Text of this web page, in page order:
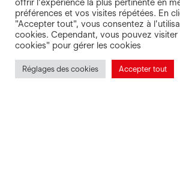
?
offrir l'expérience la plus pertinente en
préférences et vos visites répétées. En
"Accepter tout", vous consentez à
cookies. Cependant, vous pouvez visiter
cookies" pour gérer les cookies
Réglages des cookies Accepter tout